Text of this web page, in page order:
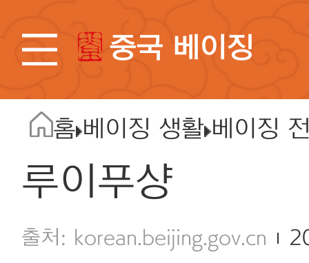
중국 베이징
홈 베이징 생활 베이징
루이푸샹
korean.beijing.gov.cn